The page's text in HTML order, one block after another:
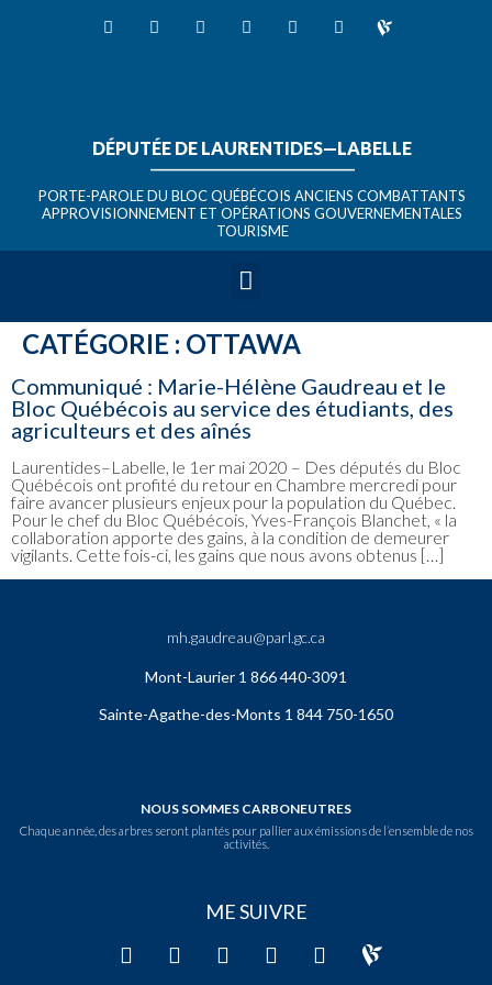
DÉPUTÉE DE LAURENTIDES—LABELLE
_______________________________
PORTE-PAROLE DU BLOC QUÉBÉCOIS ANCIENS COMBATTANTS
APPROVISIONNEMENT ET OPÉRATIONS GOUVERNEMENTALES
TOURISME
CATÉGORIE : OTTAWA
Communiqué : Marie-Hélène Gaudreau et le
Bloc Québécois au service des étudiants, des
agriculteurs et des aînés
Laurentides–Labelle, le 1er mai 2020 – Des députés du Bloc
Québécois ont profité du retour en Chambre mercredi pour
faire avancer plusieurs enjeux pour la population du Québec.
Pour le chef du Bloc Québécois, Yves-François Blanchet, « la
collaboration apporte des gains, à la condition de demeurer
vigilants. Cette fois-ci, les gains que nous avons obtenus […]
mh.gaudreau@parl.gc.ca
Mont-Laurier 1 866 440-3091
Sainte-Agathe-des-Monts 1 844 750-1650
NOUS SOMMES CARBONEUTRES
Chaque année, des arbres seront plantés pour pallier aux émissions de l’ensemble de nos
activités.
ME SUIVRE